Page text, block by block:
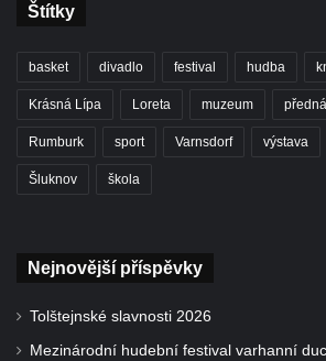
Štítky
basket divadlo festival hudba
Krásná Lípa Loreta muzeum
Rumburk sport Varnsdorf výstava
Šluknov škola
Nejnovější příspěvky
Tolštejnské slavnosti 2026
Mezinárodní hudební festival varhanní